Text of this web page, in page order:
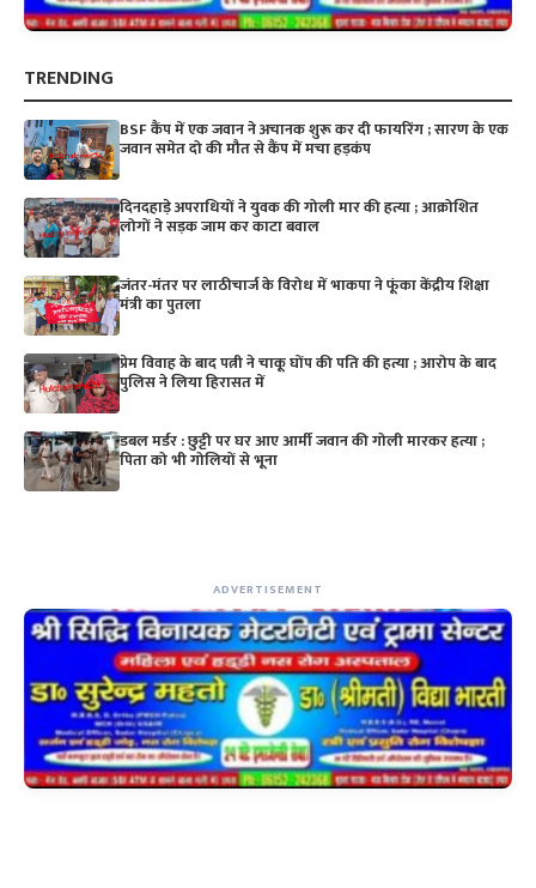
TRENDING
BSF कैंप में एक जवान ने अचानक शुरू कर दी फायरिंग ; सारण के एक
जवान समेत दो की मौत से कैंप में मचा हड़कंप
दिनदहाड़े अपराधियों ने युवक की गोली मार की हत्या ; आक्रोशित
लोगों ने सड़क जाम कर काटा बवाल
जंतर-मंतर पर लाठीचार्ज के विरोध में भाकपा ने फूंका केंद्रीय शिक्षा
मंत्री का पुतला
प्रेम विवाह के बाद पत्नी ने चाकू घोंप की पति की हत्या ; आरोप के बाद
पुलिस ने लिया हिरासत में
डबल मर्डर : छुट्टी पर घर आए आर्मी जवान की गोली मारकर हत्या ;
पिता को भी गोलियों से भूना
ADVERTISEMENT